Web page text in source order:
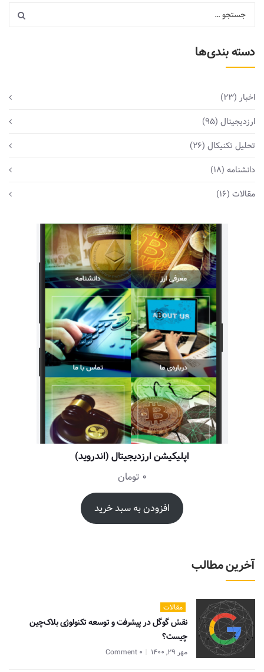
دسته بندی‌ها
اخبار (23)
ارزدیجیتال (95)
تحلیل تکنیکال (26)
دانشنامه (18)
مقالات (16)
اپلیکیشن ارزدیجیتال (اندروید)
0 تومان
افزودن به سبد خرید
آخرین مطالب
مقالات
نقش گوگل در پیشرفت و توسعه تکنولوژی بلاک‌چین
چیست؟
مهر 29, 1400 0 Comment